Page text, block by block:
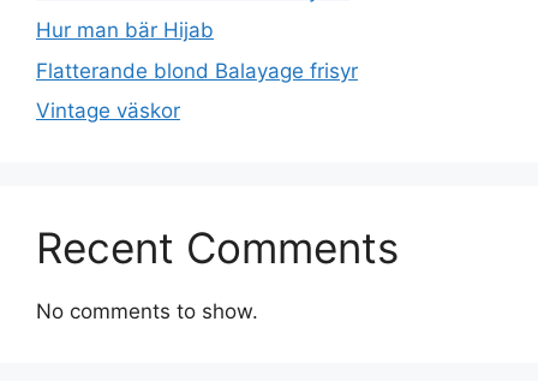
Hur man bär Hijab
Flatterande blond Balayage frisyr
Vintage väskor
Recent Comments
No comments to show.